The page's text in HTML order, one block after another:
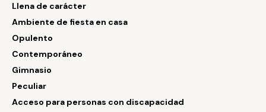
Llena de carácter
Ambiente de fiesta en casa
Opulento
Contemporáneo
Gimnasio
Peculiar
Acceso para personas con discapacidad